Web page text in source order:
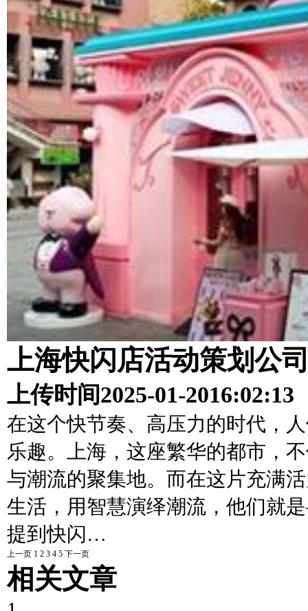
上海快闪店活动策划公
上传时间2025-01-2016:02:13
在这个快节奏、高压力的时代，
乐趣。上海，这座繁华的都市，
与潮流的聚集地。而在这片充满
生活，用智慧演绎潮流，他们就
提到快闪…
上一页 1 2 3 4 5 下一页
相关文章